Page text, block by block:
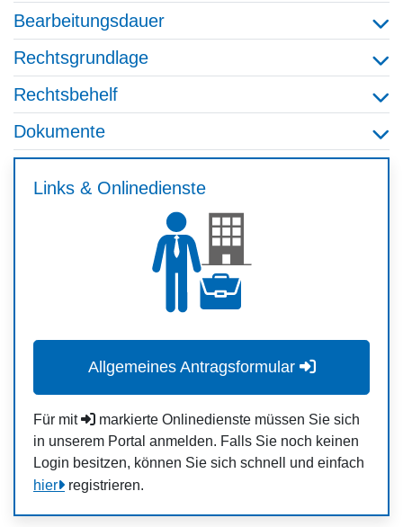
Bearbeitungsdauer
Rechtsgrundlage
Rechtsbehelf
Dokumente
Links & Onlinedienste
Allgemeines Antragsformular
Für mit
markierte Onlinedienste müssen Sie sich
in unserem Portal anmelden. Falls Sie noch keinen
Login besitzen, können Sie sich schnell und einfach
hier
registrieren.